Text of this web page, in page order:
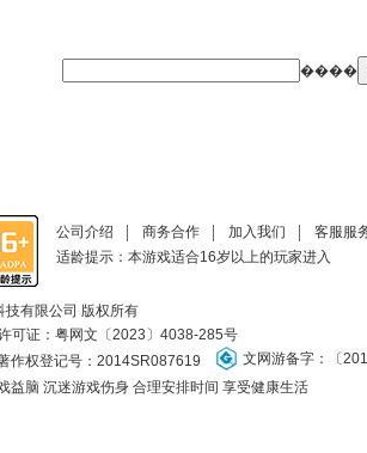
����
公司介绍 商务合作 加入我们 客服服
适龄提示：本游戏适合16岁以上的玩家进入
有限公司 版权所有
可证： 粤网文〔2023〕4038-285号
作权登记号：2014SR087619
文网游备字：〔
益脑 沉迷游戏伤身 合理安排时间 享受健康生活